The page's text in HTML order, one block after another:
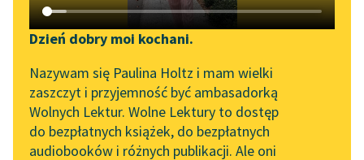
Katalog DAISY
Podkasty o książkach
Zgłoś brak utworu
Aktualności
„Prokurator Alicja Horn”
do słuchania
Narzędzia
Mapa Wolnych Lektur
Leśmianator
Dzień dobry moi kochani.
Nazywam się Paulina Holtz i mam wielki
zaszczyt i przyjemność być ambasadorką
Wolnych Lektur. Wolne Lektury to dostęp
do bezpłatnych książek, do bezpłatnych
audiobooków i różnych publikacji. Ale oni
Klementyna z Tańskich
Hoffmanowa
Dziennik
Franciszki